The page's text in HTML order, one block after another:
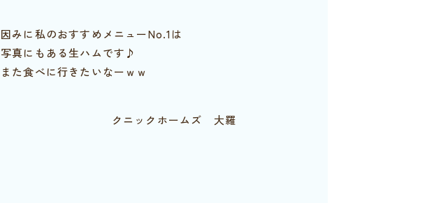
因みに私のおすすめメニューNo.1は
写真にもある生ハムです♪
また食べに行きたいなーｗｗ
クニックホームズ 大羅